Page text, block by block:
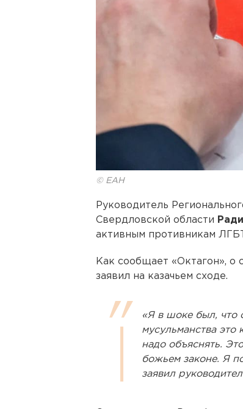
© ЕАН
Руководитель
Свердловской области
активным противникам
Как сообщает «Октагон», о
заявил на казачьем сходе.
«Я в шоке был, что
мусульманства это
надо объяснять.
божьем законе. Я
заявил